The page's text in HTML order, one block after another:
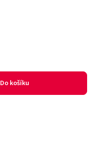
Do košíku